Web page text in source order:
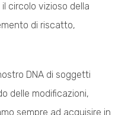
circolo vizioso della
di riscatto,
DNA di soggetti
delle modificazioni,
sempre ad acquisire in